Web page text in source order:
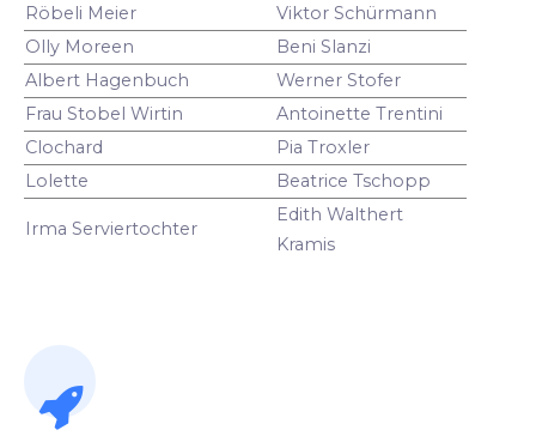
Röbeli Meier
Viktor Schürmann
Olly Moreen
Beni Slanzi
Albert Hagenbuch
Werner Stofer
Frau Stobel Wirtin
Antoinette Trentini
Clochard
Pia Troxler
Lolette
Beatrice Tschopp
Irma Serviertochter
Edith Walthert
Kramis